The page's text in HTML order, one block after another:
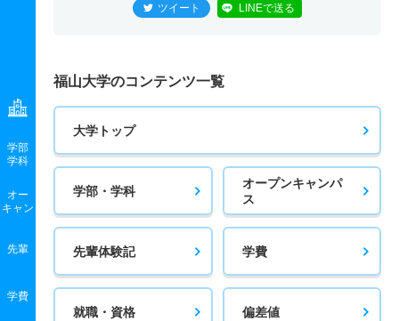
学部
学科
オー
キャン
先輩
学費
ツイート LINEで送る
福山大学のコンテンツ一覧
大学トップ
学部・学科
オープンキャンパ
ス
先輩体験記 学費
就職・資格 偏差値